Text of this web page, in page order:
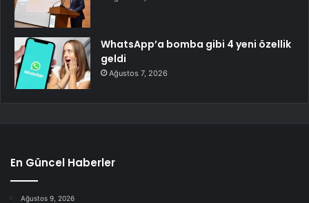
WhatsApp’a bomba gibi 4 yeni özellik
geldi
Ağustos 7, 2026
En Güncel Haberler
Ağustos 9, 2026